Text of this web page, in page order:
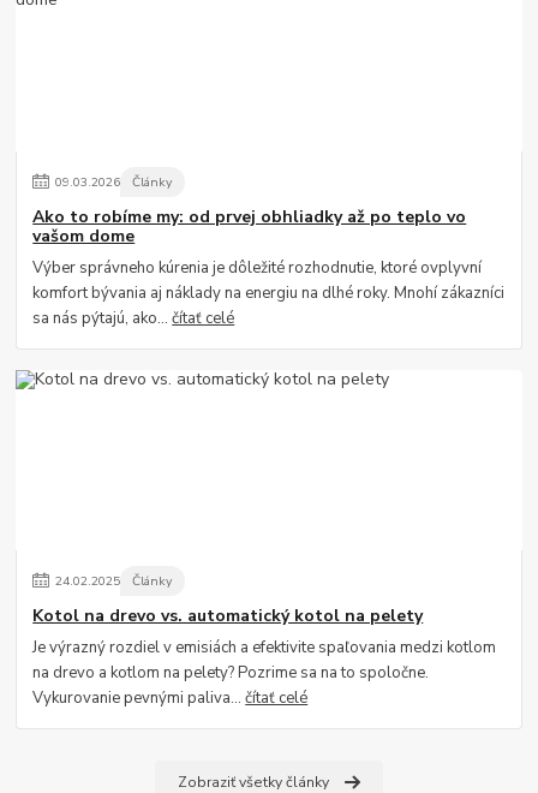
09.03.2026 Články
Ako to robíme my: od prvej obhliadky až po teplo vo
vašom dome
Výber správneho kúrenia je dôležité rozhodnutie, ktoré ovplyvní
komfort bývania aj náklady na energiu na dlhé roky. Mnohí zákazníci
sa nás pýtajú, ako...čítať celé
24.02.2025 Články
Kotol na drevo vs. automatický kotol na pelety
Je výrazný rozdiel v emisiách a efektivite spaľovania medzi kotlom
na drevo a kotlom na pelety? Pozrime sa na to spoločne.
Vykurovanie pevnými paliva...čítať celé
Zobraziť všetky články